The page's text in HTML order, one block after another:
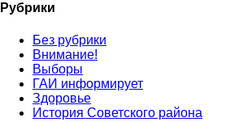
Рубрики
Без рубрики
Внимание!
Выборы
ГАИ информирует
Здоровье
История Советского района